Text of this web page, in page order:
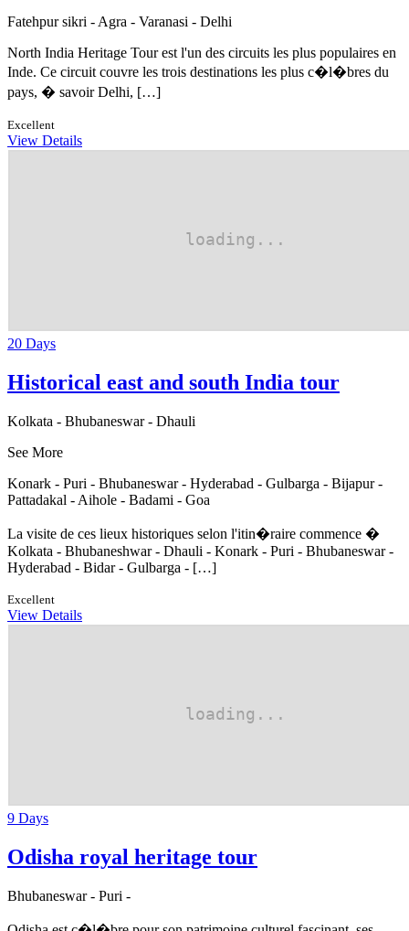
Fatehpur sikri - Agra - Varanasi - Delhi
North India Heritage Tour est l'un des circuits les plus populaires en
Inde. Ce circuit couvre les trois destinations les plus c�l�bres du
pays, � savoir Delhi, […]
Excellent
View Details
20 Days
Historical east and south India tour
Kolkata - Bhubaneswar - Dhauli
See More
Konark - Puri - Bhubaneswar - Hyderabad - Gulbarga - Bijapur -
Pattadakal - Aihole - Badami - Goa
La visite de ces lieux historiques selon l'itin�raire commence �
Kolkata - Bhubaneshwar - Dhauli - Konark - Puri - Bhubaneswar -
Hyderabad - Bidar - Gulbarga - […]
Excellent
View Details
9 Days
Odisha royal heritage tour
Bhubaneswar - Puri -